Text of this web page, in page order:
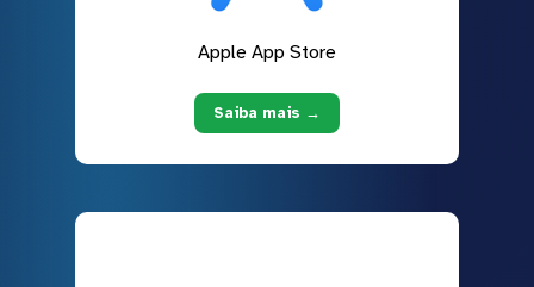
Apple App Store
Saiba mais →